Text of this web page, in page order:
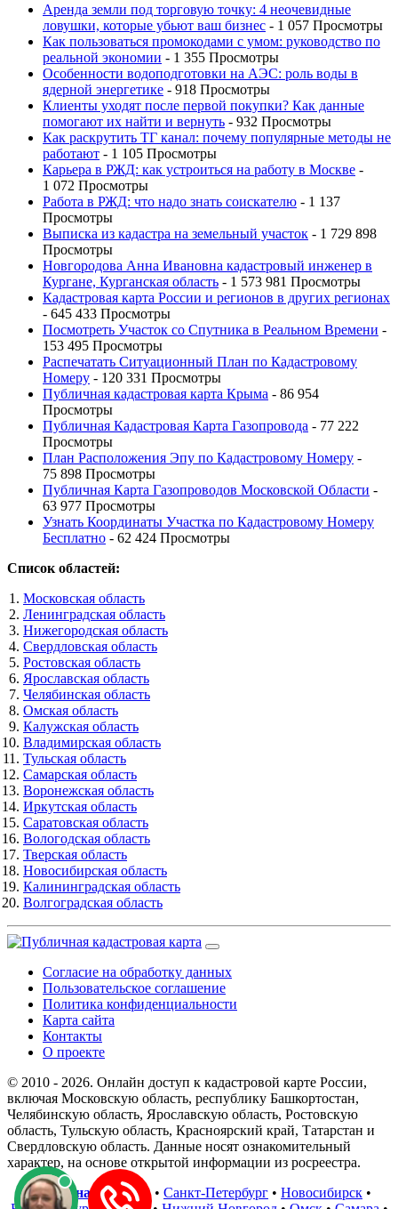
Аренда земли под торговую точку: 4 неочевидные
ловушки, которые убьют ваш бизнес - 1 057 Просмотры
Как пользоваться промокодами с умом: руководство по
реальной экономии - 1 355 Просмотры
Особенности водоподготовки на АЭС: роль воды в
ядерной энергетике - 918 Просмотры
Клиенты уходят после первой покупки? Как данные
помогают их найти и вернуть - 932 Просмотры
Как раскрутить ТГ канал: почему популярные методы не
работают - 1 105 Просмотры
Карьера в РЖД: как устроиться на работу в Москве -
1 072 Просмотры
Работа в РЖД: что надо знать соискателю - 1 137
Просмотры
Выписка из кадастра на земельный участок - 1 729 898
Просмотры
Новгородова Анна Ивановна кадастровый инженер в
Кургане, Курганская область - 1 573 981 Просмотры
Кадастровая карта России и регионов в других регионах
- 645 433 Просмотры
Посмотреть Участок со Спутника в Реальном Времени -
153 495 Просмотры
Распечатать Ситуационный План по Кадастровому
Номеру - 120 331 Просмотры
Публичная кадастровая карта Крыма - 86 954
Просмотры
Публичная Кадастровая Карта Газопровода - 77 222
Просмотры
План Расположения Эпу по Кадастровому Номеру -
75 898 Просмотры
Публичная Карта Газопроводов Московской Области -
63 977 Просмотры
Узнать Координаты Участка по Кадастровому Номеру
Бесплатно - 62 424 Просмотры
Список областей:
Московская область
Ленинградская область
Нижегородская область
Свердловская область
Ростовская область
Ярославская область
Челябинская область
Омская область
Калужская область
Владимирская область
Тульская область
Самарская область
Воронежская область
Иркутская область
Саратовская область
Вологодская область
Тверская область
Новосибирская область
Калининградская область
Волгоградская область
Согласие на обработку данных
Пользовательское соглашение
Политика конфиденциальности
Карта сайта
Контакты
О проекте
© 2010 - 2026. Онлайн доступ к кадастровой карте России,
включая Московскую область, республику Башкортостан,
Челябинскую область, Ярославскую область, Ростовскую
область, Тульскую область, Красноярский край, Татарстан и
Свердловскую область. Данные носят ознакомительный
характер, на основе открытой информации из росреестра.
В регионах :Москва• Санкт-Петербург • Новосибирск •